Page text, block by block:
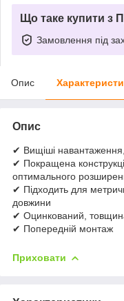
Що таке купити з
Замовлення під
Опис
Опис
✔ Вищіші навантаження,
✔ Покращена
оптимального
✔ Підходить для
довжини
✔ Оцинкований,
✔ Попередній монтаж
Приховати